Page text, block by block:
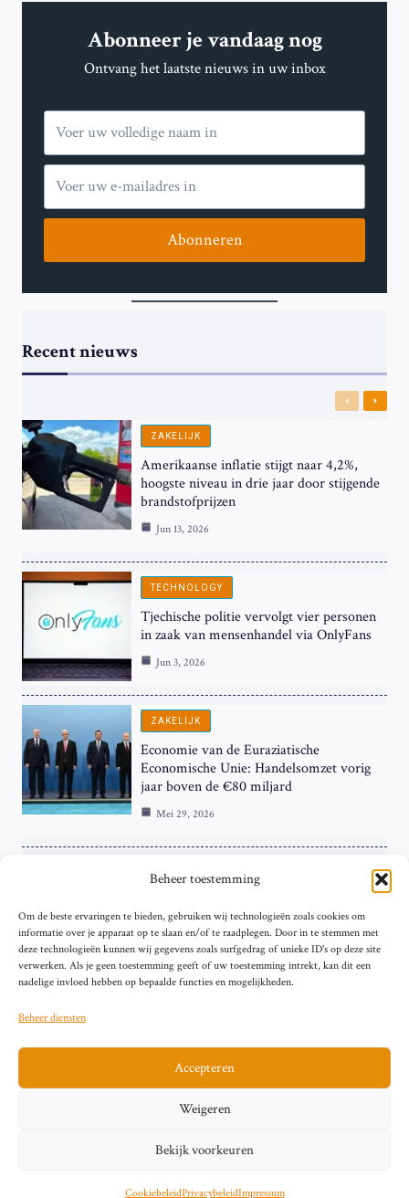
Beheer toestemming
Om de beste ervaringen te bieden, gebruiken wij technologieën zoals cookies om
informatie over je apparaat op te slaan en/of te raadplegen. Door in te stemmen met
deze technologieën kunnen wij gegevens zoals surfgedrag of unieke ID's op deze site
verwerken. Als je geen toestemming geeft of uw toestemming intrekt, kan dit een
nadelige invloed hebben op bepaalde functies en mogelijkheden.
Beheer diensten
Accepteren
Weigeren
Bekijk voorkeuren
CookiebeleidPrivacybeleidImpressum
Abonneer je vandaag nog
Ontvang het laatste nieuws in uw inbox
Abonneren
Recent nieuws
Previous
Next
ZAKELIJK
Amerikaanse inflatie stijgt naar 4,2%,
hoogste niveau in drie jaar door stijgende
brandstofprijzen
Jun 13, 2026
TECHNOLOGY
Tjechische politie vervolgt vier personen
in zaak van mensenhandel via OnlyFans
Jun 3, 2026
ZAKELIJK
Economie van de Euraziatische
Economische Unie: Handelsomzet vorig
jaar boven de €80 miljard
Mei 29, 2026
ZAKELIJK
Hardnekkige Inflatie bij de ‘Grote Vier’
van de Eurozone
Mei 29, 2026
Sitemap Contact Privacybeleid (EU)
Impressum
Cookiebeleid (EU)